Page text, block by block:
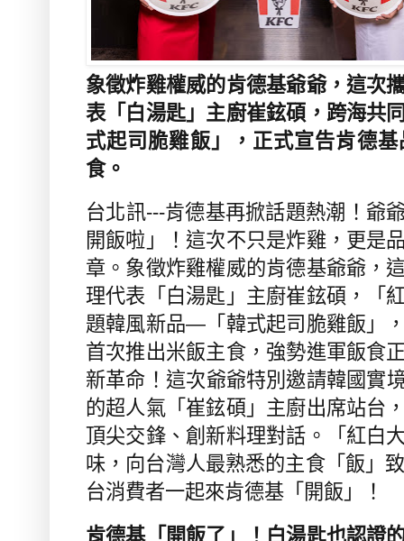
象徵炸雞權威的肯德基爺爺，這次
表「白湯匙」主廚崔鉉碩，跨海共
式起司脆雞飯」，正式宣告肯德
食。
台北訊---肯德基再掀話題熱潮！爺
開飯啦」！這次不只是炸雞，更是
章。象徵炸雞權威的肯德基爺爺，
理代表「白湯匙」主廚崔鉉碩，「
題韓風新品—「韓式起司脆雞飯」
首次推出米飯主食，強勢進軍飯食
新革命！ 這次爺爺特別邀請韓國實
的超人氣「崔鉉碩」主廚出席站台
頂尖交鋒、創新料理對話。「紅白
味，向台灣人最熟悉的主食「飯」
台消費者一起來肯德基「開飯」！
肯德基「開飯了」！白湯匙也認證